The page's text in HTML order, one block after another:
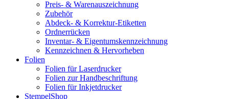
Preis- & Warenauszeichnung
Zubehör
Abdeck- & Korrektur-Etiketten
Ordnerrücken
Inventar- & Eigentumskennzeichnung
Kennzeichnen & Hervorheben
Folien
Folien für Laserdrucker
Folien zur Handbeschriftung
Folien für Inkjetdrucker
StempelShop